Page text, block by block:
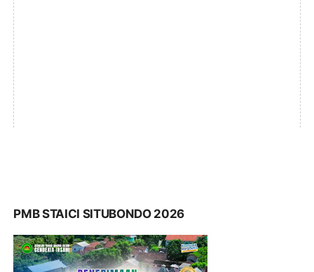
PMB STAICI SITUBONDO 2026